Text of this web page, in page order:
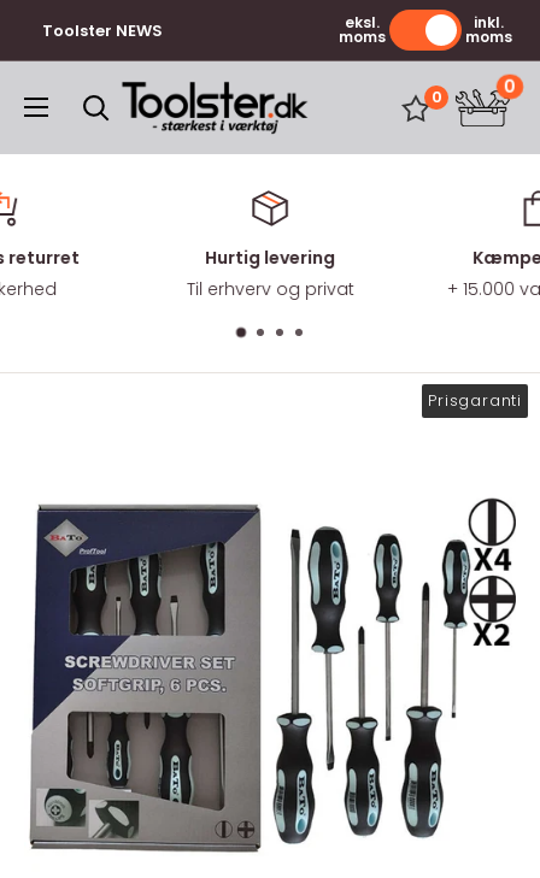
Toolster NEWS eksl.
moms
inkl.
moms
Toolster.dk 0 0
Hurtig levering
Til erhverv og privat
+ 15.000
returret
Prisgaranti